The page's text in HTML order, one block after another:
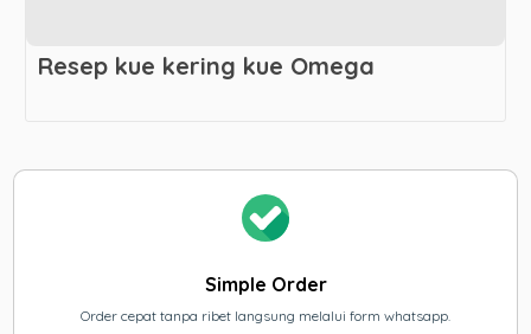
Resep kue kering kue Omega
Simple Order
Order cepat tanpa ribet langsung melalui form whatsapp.